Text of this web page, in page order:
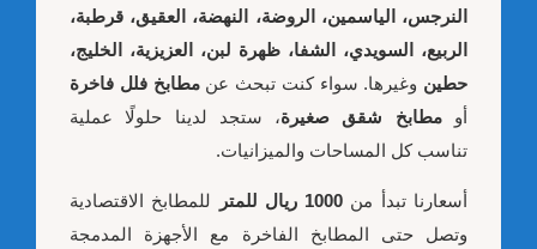
النرجس، الياسمين، الروضة، النهضة، العقيق، قرطبة،
الربيع، السويدي، الشفا، ظهرة لبن، العزيزية، الخليج،
حطين وغيرها. سواء كنت تبحث عنمطابخ فلل فاخرة
أومطابخ شقق صغيرة، ستجد لدينا حلولًا عملية
تناسب كل المساحات والميزانيات.
أسعارنا تبدأ من 1000 ريال للمتر
للمطابخ الاقتصادية
وتصل حتى المطابخ الفاخرة مع الأجهزة المدمجة